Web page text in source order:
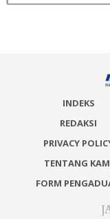
INDEKS
REDAKSI
PRIVACY
TENTANG
FORM